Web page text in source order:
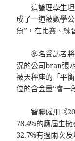
這論理學生
成了一道被數學
魚”，在比賽、練
多名受訪者
況的公司bran張
被天秤座的「平
位的含金量“會一
智聯僱用《
78.4%的應屆生
32.7%有過兩次